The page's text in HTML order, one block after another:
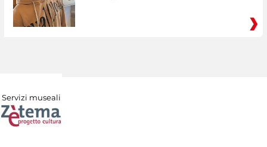
Servizi museali